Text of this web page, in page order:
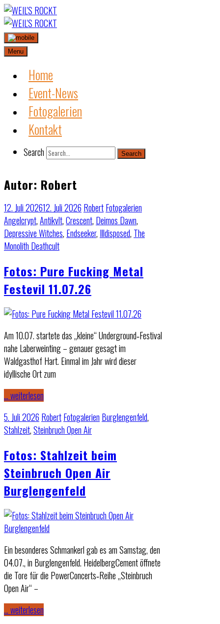
Skip
to
content
Menu
Home
Event-News
Fotogalerien
Kontakt
Search Search
Autor: Robert
12. Juli 202612. Juli 2026 RobertFotogalerien
Angelcrypt,Antikvlt,Crescent, Deimos Dawn,
Depressive Witches, Endseeker, Illdisposed, The
Monolith Deathcult
Fotos: Pure Fucking Metal
Festevil 11.07.26
Am 10.07. startete das „kleine“ Underground‑Festival
nahe Laberweinting – genauer gesagt im
Waldgasthof Hart. Einmal im Jahr wird dieser
idyllische Ort zum
… weiterlesen
5. Juli 2026 RobertFotogalerien Burglengenfeld,
Stahlzeit,Steinbruch Open Air
Fotos: Stahlzeit beim
Steinbruch Open Air
Burglengenfeld
Ein besonderes Schmankerl gab es am Samstag, den
04.07., in Burglengenfeld. HeidelbergCement öffnete
die Tore für die PowerConcerts‑Reihe „Steinbruch
Open Air“ –
… weiterlesen